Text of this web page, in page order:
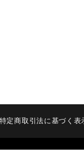
特定商取引法に基づく表